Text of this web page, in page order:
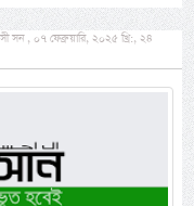
সন , ০৭ ফেব্রুয়ারি, ২০২৫ খ্রি:, ২৪